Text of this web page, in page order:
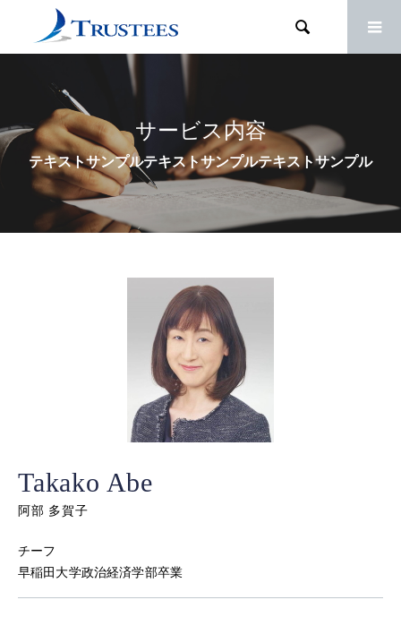

サービス内容
テキストサンプルテキストサンプルテキストサンプル
Takako Abe
阿部 多賀子
チーフ
早稲田大学政治経済学部卒業